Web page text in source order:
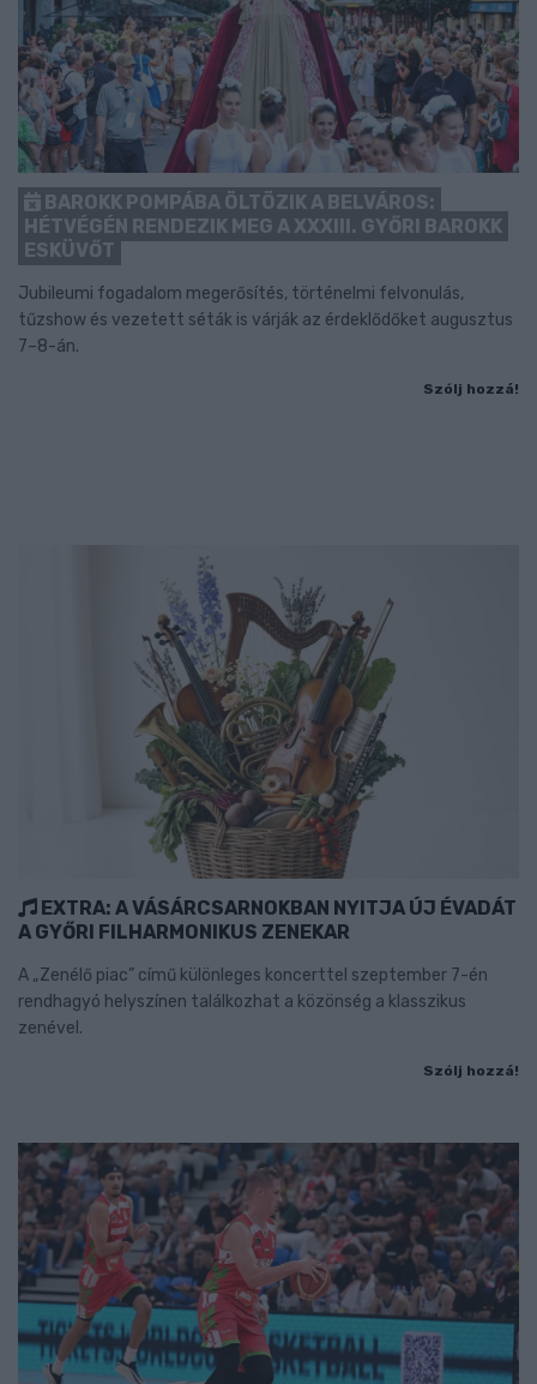
BAROKK POMPÁBA ÖLTÖZIK A BELVÁROS:
HÉTVÉGÉN RENDEZIK MEG A XXXIII. GYŐRI BAROKK
ESKÜVŐT
Jubileumi fogadalom megerősítés, történelmi felvonulás,
tűzshow és vezetett séták is várják az érdeklődőket augusztus
7–8-án.
Szólj hozzá!
EXTRA: A VÁSÁRCSARNOKBAN NYITJA ÚJ ÉVADÁT
A GYŐRI FILHARMONIKUS ZENEKAR
A „Zenélő piac” című különleges koncerttel szeptember 7-én
rendhagyó helyszínen találkozhat a közönség a klasszikus
zenével.
Szólj hozzá!